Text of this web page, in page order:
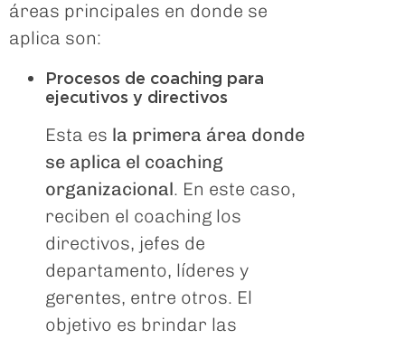
áreas principales en donde se
aplica son:
Procesos de coaching para
ejecutivos y directivos
Esta es la primera área donde
se aplica el coaching
organizacional. En este caso,
reciben el coaching los
directivos, jefes de
departamento, líderes y
gerentes, entre otros. El
objetivo es brindar las